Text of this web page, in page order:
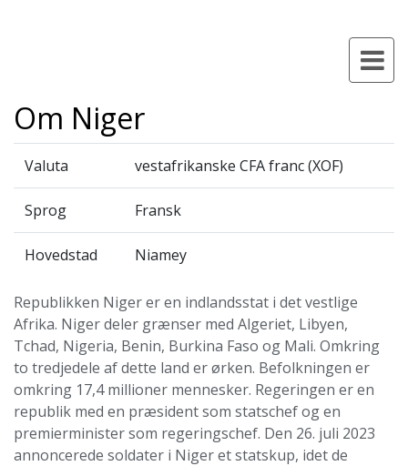
Om Niger
Valuta vestafrikanske CFA franc (XOF)
Sprog Fransk
Hovedstad Niamey
Republikken Niger er en indlandsstat i det vestlige
Afrika. Niger deler grænser med Algeriet, Libyen,
Tchad, Nigeria, Benin, Burkina Faso og Mali. Omkring
to tredjedele af dette land er ørken. Befolkningen er
omkring 17,4 millioner mennesker. Regeringen er en
republik med en præsident som statschef og en
premierminister som regeringschef. Den 26. juli 2023
annoncerede soldater i Niger et statskup, idet de